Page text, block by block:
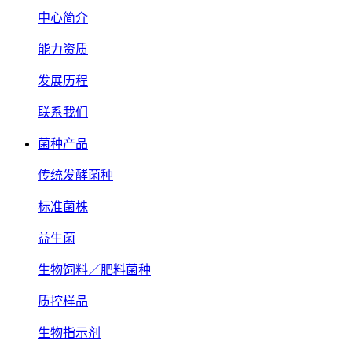
中心简介
能力资质
发展历程
联系我们
菌种产品
传统发酵菌种
标准菌株
益生菌
生物饲料／肥料菌种
质控样品
生物指示剂